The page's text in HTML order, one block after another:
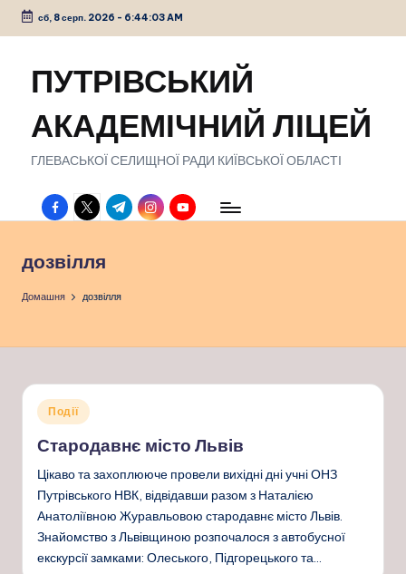
Перейти
сб, 8 серп. 2026 - 6:44:04 AM
ПУТРІВСЬКИЙ
АКАДЕМІЧНИЙ ЛІЦЕЙ
ГЛЕВАСЬКОЇ СЕЛИЩНОЇ РАДИ КИЇВСЬКОЇ ОБЛАСТІ
facebook.com
twitter.com
t.me instagram.com
youtube.com
дозвілля
Домашня дозвілля
Опубліковано
Події
Стародавнє місто Львів
Цікаво та захоплююче провели вихідні дні учні ОНЗ
Путрівського НВК, відвідавши разом з Наталією
Анатоліївною Журавльовою стародавнє місто Львів.
Знайомство з Львівщиною розпочалося з автобусної
екскурсії замками: Олеського, Підгорецького та…